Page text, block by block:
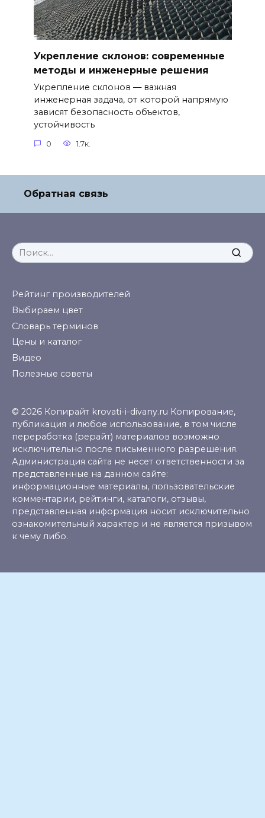
Укрепление склонов: современные
методы и инженерные решения
Укрепление склонов — важная
инженерная задача, от которой напрямую
зависят безопасность объектов,
устойчивость
0 1.7к.
Обратная связь
Search
for:
Рейтинг производителей
Выбираем цвет
Словарь терминов
Цены и каталог
Видео
Полезные советы
© 2026 Копирайт krovati-i-divany.ru Копирование,
публикация и любое использование, в том числе
переработка (рерайт) материалов возможно
исключительно после письменного разрешения.
Администрация сайта не несет ответственности за
представленные на данном сайте:
информационные материалы, пользовательские
комментарии, рейтинги, каталоги, отзывы,
представленная информация носит исключительно
ознакомительный характер и не является призывом
к чему либо.